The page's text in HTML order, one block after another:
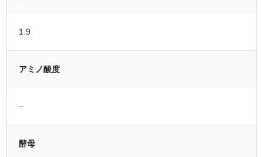
1.9
アミノ酸度
–
酵母